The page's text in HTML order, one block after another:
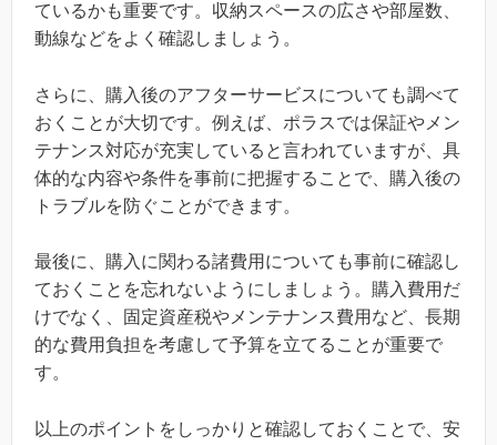
ているかも重要です。収納スペースの広さや部屋数、
動線などをよく確認しましょう。
さらに、購入後のアフターサービスについても調べて
おくことが大切です。例えば、ポラスでは保証やメン
テナンス対応が充実していると言われていますが、具
体的な内容や条件を事前に把握することで、購入後の
トラブルを防ぐことができます。
最後に、購入に関わる諸費用についても事前に確認し
ておくことを忘れないようにしましょう。購入費用だ
けでなく、固定資産税やメンテナンス費用など、長期
的な費用負担を考慮して予算を立てることが重要で
す。
以上のポイントをしっかりと確認しておくことで、安